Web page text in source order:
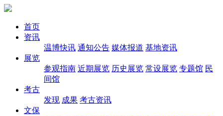
首页
资讯
温博快讯 通知公告 媒体报道 基地资讯
展览
参观指南 近期展览 历史展览 常设展览 专题馆 民
间馆
考古
发现 成果 考古资讯
文保